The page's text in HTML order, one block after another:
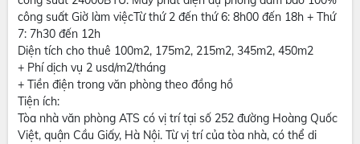
công suất Giờ làm việcTừ thứ 2 đến thứ 6: 8h00 đến 18h + Thứ
7: 7h30 đến 12h
Diện tích cho thuê 100m2, 175m2, 215m2, 345m2, 450m2
+ Phí dịch vụ 2 usd/m2/tháng
+ Tiền điện trong văn phòng theo đồng hồ
Tiện ích:
Tòa nhà văn phòng ATS có vị trí tại số 252 đường Hoàng Quốc
Việt, quận Cầu Giấy, Hà Nội. Từ vị trí của tòa nhà, có thể di